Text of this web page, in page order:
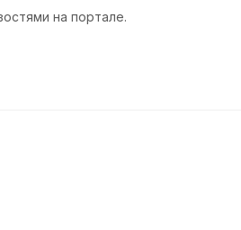
на портале.